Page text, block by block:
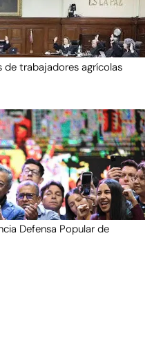
de trabajadores agrícolas
Defensa Popular de